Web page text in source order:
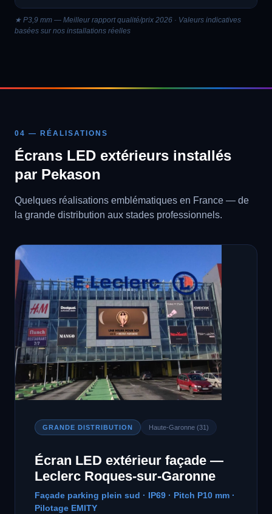
★ P3,9 mm — Meilleur rapport qualité/prix 2026 · Valeurs indicatives
basées sur nos installations réelles
04 — RÉALISATIONS
Écrans LED extérieurs installés
par Pekason
Quelques réalisations emblématiques en France — de
la grande distribution aux stades professionnels.
GRANDE DISTRIBUTION Haute-Garonne (31)
Écran LED extérieur façade —
Leclerc Roques-sur-Garonne
Façade parking plein sud · IP69 · Pitch P10 mm ·
Pilotage EMITY